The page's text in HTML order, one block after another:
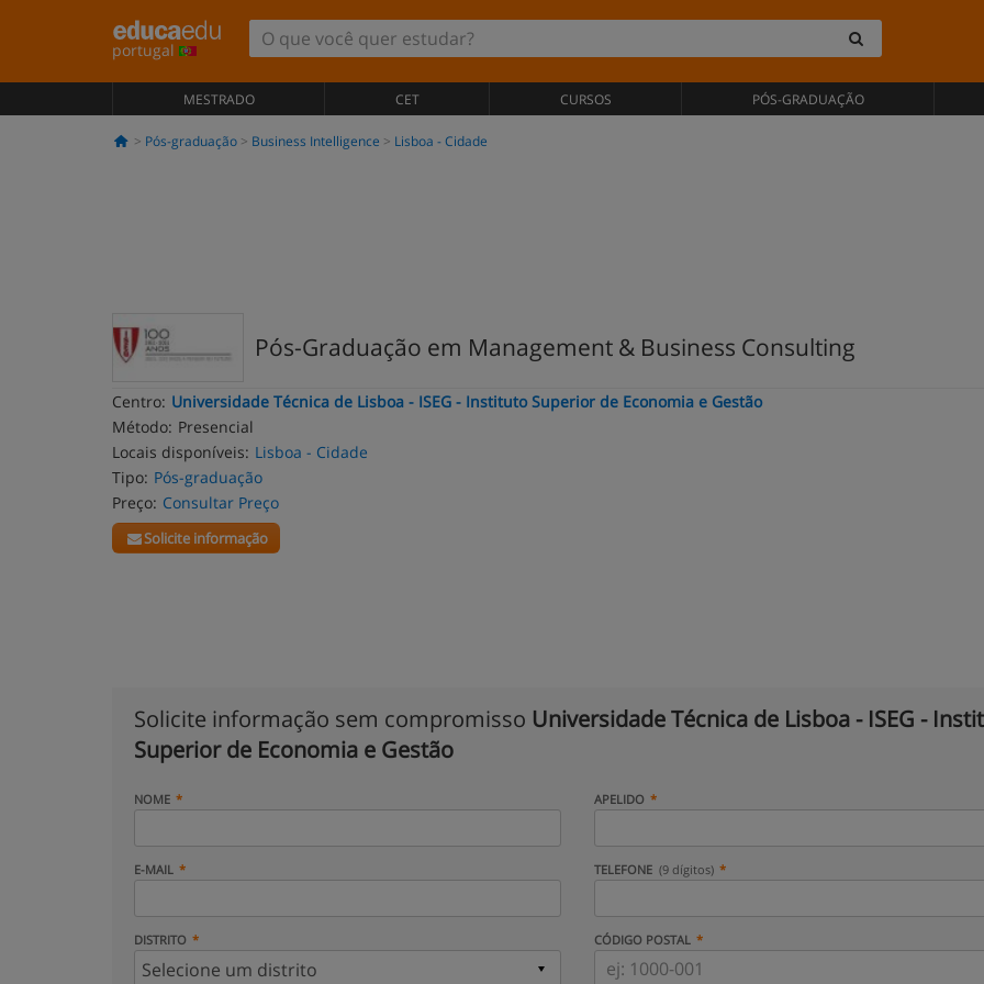
portugal
MESTRADO CET CURSOS PÓS-GRADUAÇÃO
Pós-graduação Business Intelligence Lisboa - Cidade
Pós-Graduação em Management & Business Consulting
Centro: Universidade Técnica de Lisboa - ISEG - Instituto Superior de Economia e Gestão
Método: Presencial
Locais disponíveis: Lisboa - Cidade
Tipo: Pós-graduação
Preço: Consultar Preço
Solicite informação
Solicite informação sem compromisso Universidade Técnica de Lisboa - ISEG -
Superior de Economia e Gestão
NOME APELIDO
E-MAIL TELEFONE (9 dígitos)
DISTRITO CÓDIGO POSTAL